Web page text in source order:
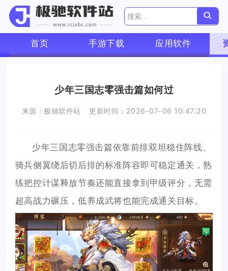
首页 手游下载 应用软件
少年三国志零强击篇如何过
来源：极驰软件站 更新时间：2026-07-06 10:47:20
少年三国志零强击篇依靠前排双坦稳住阵线、
骑兵侧翼绕后切后排的标准阵容即可稳定通关，熟
练把控计谋释放节奏还能直接拿到甲级评分，无需
超高战力碾压，低养成武将也能完成通关目标。